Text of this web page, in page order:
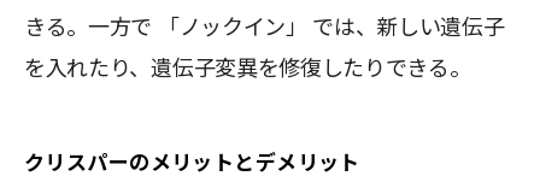
きる。一方で 「ノックイン」 では、新しい遺伝子
を入れたり、遺伝子変異を修復したりできる。
クリスパーのメリットとデメリット